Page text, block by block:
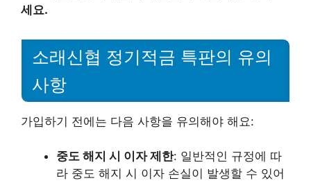
세요.
소래신협 정기적금 특판의 유의
사항
가입하기 전에는 다음 사항을 유의해야 해요:
중도 해지 시 이자 제한: 일반적인 규정에 따
라 중도 해지 시 이자 손실이 발생할 수 있어